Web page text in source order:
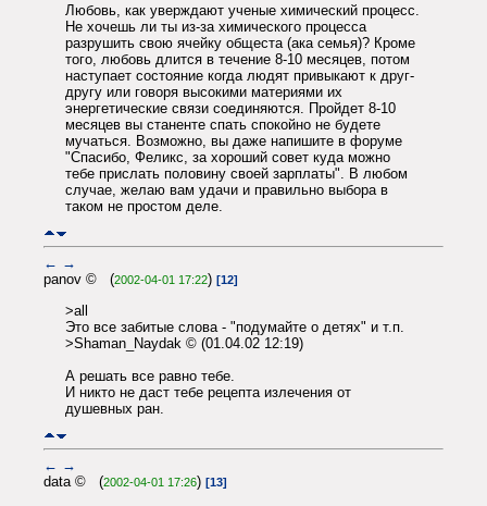
Любовь, как уверждают ученые химический процесс.
Не хочешь ли ты из-за химического процесса
разрушить свою ячейку общеста (ака семья)? Кроме
того, любовь длится в течение 8-10 месяцев, потом
наступает состояние когда людят привыкают к друг-
другу или говоря высокими материями их
энергетические связи соединяются. Пройдет 8-10
месяцев вы станенте спать спокойно не будете
мучаться. Возможно, вы даже напишите в форуме
"Спасибо, Феликс, за хороший совет куда можно
тебе прислать половину своей зарплаты". В любом
случае, желаю вам удачи и правильно выбора в
таком не простом деле.
← →
panov © (2002-04-01 17:22) [12]
>all
Это все забитые слова - "подумайте о детях" и т.п.
>Shaman_Naydak © (01.04.02 12:19)
А решать все равно тебе.
И никто не даст тебе рецепта излечения от
душевных ран.
← →
data © (2002-04-01 17:26) [13]